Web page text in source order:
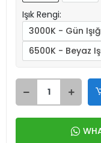
Işık Rengi:
3000K - Gün
6500K - Beyaz